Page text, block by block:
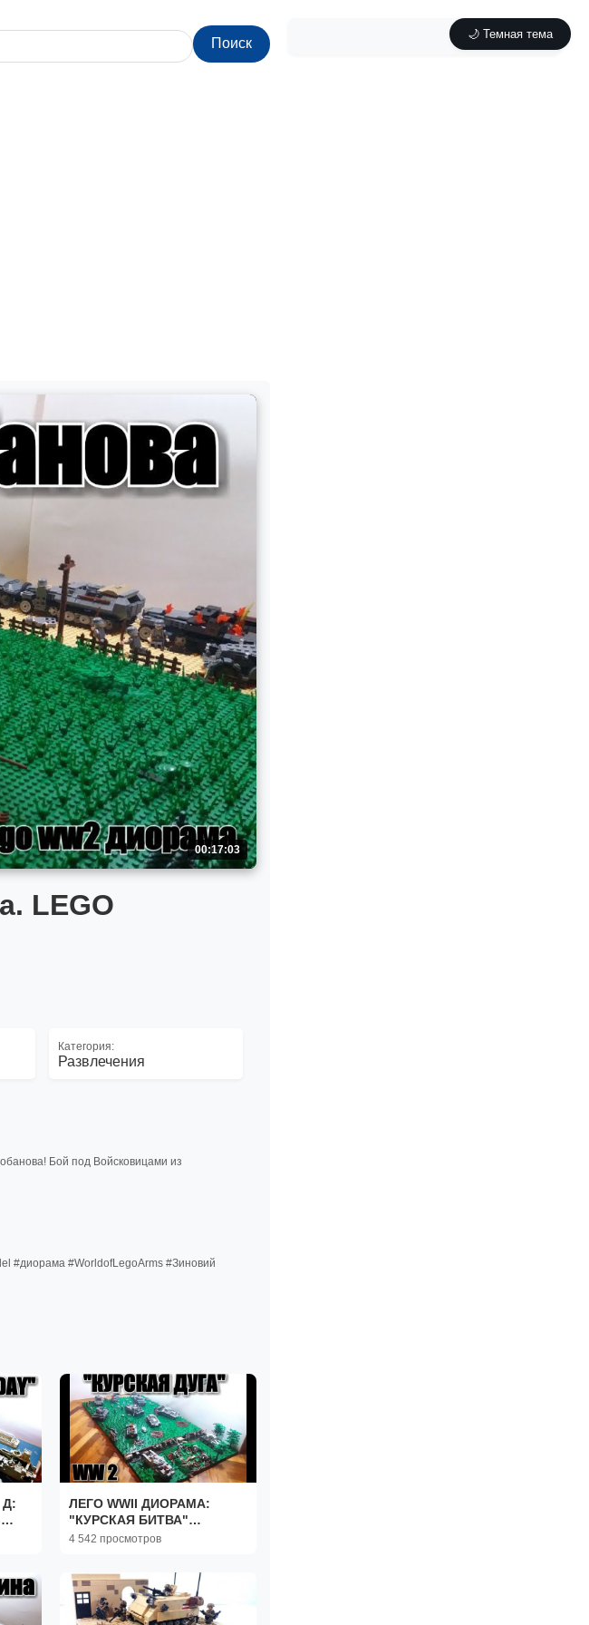
🌙 Темная тема
Поиск
00:17:03
LEGO
Категория:
Развлечения
Бой под Войсковицами из
#диорама #WorldofLegoArms #Зиновий
ЛЕГО WWII ДИОРАМА:
"КУРСКАЯ БИТВА"
(Курская дуга). ЛЕГО
4 542 просмотров